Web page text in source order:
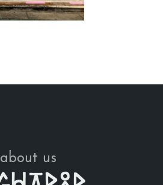
about us